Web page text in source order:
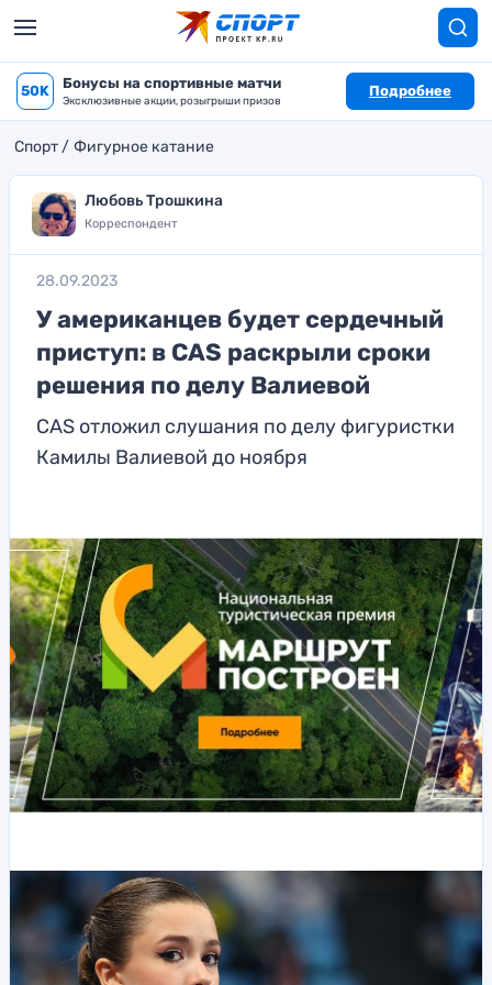
50K Бонусы на спортивные матчи
Эксклюзивные акции, розыгрыши призов
Подробнее
Спорт Фигурное катание
Любовь Трошкина
Корреспондент
28.09.2023
У американцев будет сердечный
приступ: в CAS раскрыли сроки
решения по делу Валиевой
CAS отложил слушания по делу фигуристки
Камилы Валиевой до ноября